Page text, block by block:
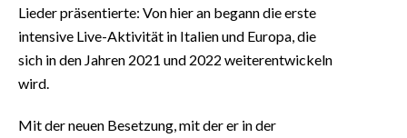
Lieder präsentierte: Von hier an begann die erste
intensive Live-Aktivität in Italien und Europa, die
sich in den Jahren 2021 und 2022 weiterentwickeln
wird.
Mit der neuen Besetzung, mit der er in der